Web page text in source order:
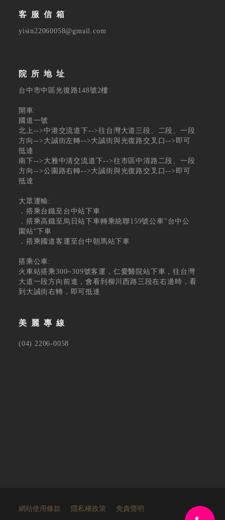
登 入
建立專屬帳號
只要再完成幾個步驟，即可完成帳號的註冊程序，
我 要 註 冊
客服信箱
yisin22060058@gmail.com
院所地址
台中市中區光復路148號2樓
開車:
國道一號
北上-->中港交流道下-->往台灣大道三段、二段、一段
方向-->大誠街左轉-->大誠街與光復路交叉口-->即可
抵達
南下-->大雅中清交流道下-->往市區中清路二段、一段
方向-->公園路右轉-->大誠街與光復路交叉口-->即可
抵達
大眾運輸:
．搭乘台鐵至台中站下車
．搭乘高鐵至烏日站下車轉乘統聯159號公車"台中公
園站"下車
．搭乘國道客運至台中朝馬站下車
搭乘公車:
火車站搭乘300~309號客運，仁愛醫院站下車，往台灣
大道一段方向前進，會看到柳川西路三段在右邊時，看
到大誠街右轉，即可抵達
美麗專線
(04) 2206-0058
網站使用條款 隱私權政策 免責聲明